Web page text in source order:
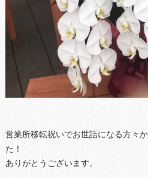
営業所移転祝いでお世話になる方々
た！
ありがとうございます。